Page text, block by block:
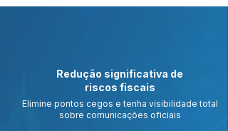
Redução significativa de
riscos fiscais
Elimine pontos cegos e tenha visibilidade total
sobre comunicações oficiais